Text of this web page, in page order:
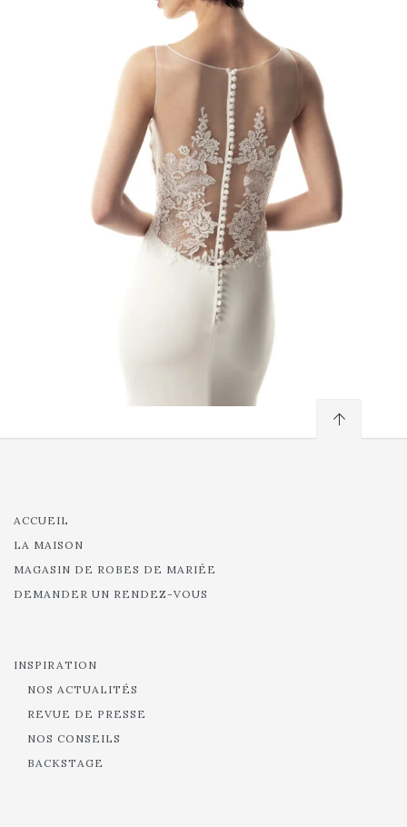
ACCUEIL
LA MAISON
MAGASIN DE ROBES DE MARIÉE
DEMANDER UN RENDEZ-VOUS
INSPIRATION
NOS ACTUALITÉS
REVUE DE PRESSE
NOS CONSEILS
BACKSTAGE